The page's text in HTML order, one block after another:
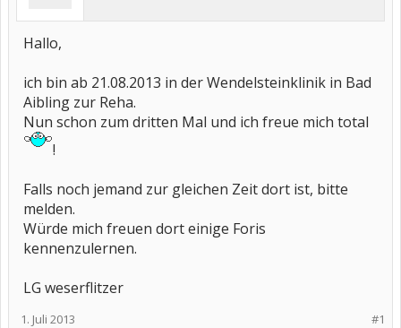
Hallo,
ich bin ab 21.08.2013 in der Wendelsteinklinik in Bad
Aibling zur Reha.
Nun schon zum dritten Mal und ich freue mich total
!
Falls noch jemand zur gleichen Zeit dort ist, bitte
melden.
Würde mich freuen dort einige Foris
kennenzulernen.
LG weserflitzer
#1
1. Juli 2013